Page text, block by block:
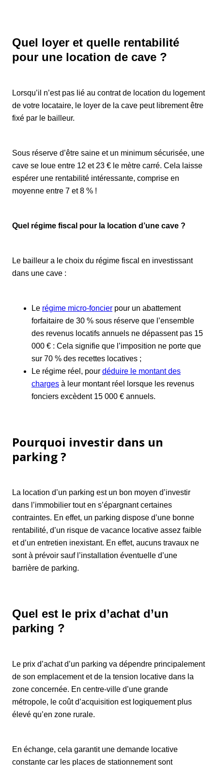
Quel loyer et quelle rentabilité
pour une location de cave ?
Lorsqu’il n’est pas lié au contrat de location du logement
de votre locataire, le loyer de la cave peut librement être
fixé par le bailleur.
Sous réserve d’être saine et un minimum sécurisée, une
cave se loue entre 12 et 23 € le mètre carré. Cela laisse
espérer une rentabilité intéressante, comprise en
moyenne entre 7 et 8 % !
Quel régime fiscal pour la location d’une cave ?
Le bailleur a le choix du régime fiscal en investissant
dans une cave :
Le régime micro-foncier pour un abattement
forfaitaire de 30 % sous réserve que l’ensemble
des revenus locatifs annuels ne dépassent pas 15
000 € : Cela signifie que l’imposition ne porte que
sur 70 % des recettes locatives ;
Le régime réel, pour déduire le montant des
charges à leur montant réel lorsque les revenus
fonciers excèdent 15 000 € annuels.
Pourquoi investir dans un
parking ?
La location d’un parking est un bon moyen d’investir
dans l’immobilier tout en s’épargnant certaines
contraintes. En effet, un parking dispose d’une bonne
rentabilité, d’un risque de vacance locative assez faible
et d’un entretien inexistant. En effet, aucuns travaux ne
sont à prévoir sauf l’installation éventuelle d’une
barrière de parking.
Quel est le prix d’achat d’un
parking ?
Le prix d’achat d’un parking va dépendre principalement
de son emplacement et de la tension locative dans la
zone concernée. En centre-ville d’une grande
métropole, le coût d’acquisition est logiquement plus
élevé qu’en zone rurale.
En échange, cela garantit une demande locative
constante car les places de stationnement sont